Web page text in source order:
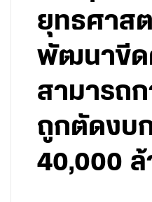
ยุทธศาส
พัฒนาขีด
สามารถ
ถูกตัดงบ
40,000